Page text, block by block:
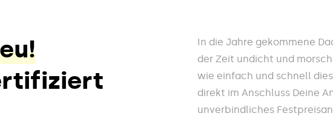
In die Jahre gekommene
der Zeit undicht und
wie einfach und schnell
direkt im Anschluss Deine
unverbindliches